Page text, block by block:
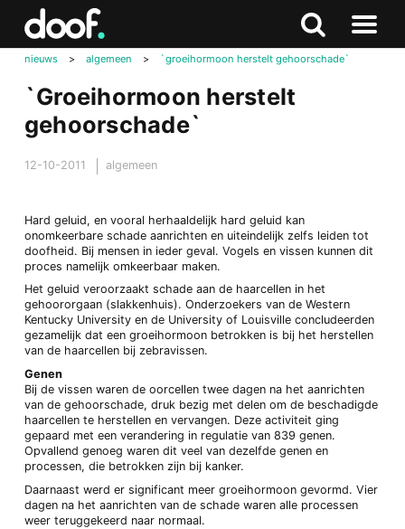
Zoeken
Naar
nieuws > algemeen > `groeihormoon herstelt gehoorschade`
`Groeihormoon herstelt
gehoorschade`
12-10-2011 algemeen
Hard geluid, en vooral herhaaldelijk hard geluid kan
onomkeerbare schade aanrichten en uiteindelijk zelfs leiden tot
doofheid. Bij mensen in ieder geval. Vogels en vissen kunnen dit
proces namelijk omkeerbaar maken.
Het geluid veroorzaakt schade aan de haarcellen in het
gehoororgaan (slakkenhuis). Onderzoekers van de Western
Kentucky University en de University of Louisville concludeerden
gezamelijk dat een groeihormoon betrokken is bij het herstellen
van de haarcellen bij zebravissen.
Genen
Bij de vissen waren de oorcellen twee dagen na het aanrichten
van de gehoorschade, druk bezig met delen om de beschadigde
haarcellen te herstellen en vervangen. Deze activiteit ging
gepaard met een verandering in regulatie van 839 genen.
Opvallend genoeg waren dit veel van dezelfde genen en
processen, die betrokken zijn bij kanker.
Daarnaast werd er significant meer groeihormoon gevormd. Vier
dagen na het aanrichten van de schade waren alle processen
weer teruggekeerd naar normaal.
Doof.nl
Zoeken
naar